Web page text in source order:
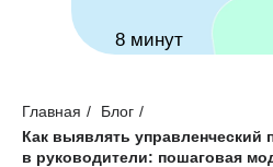
8 минут
Главная / Блог /
Как выявлять управленческий
в руководители: пошаговая